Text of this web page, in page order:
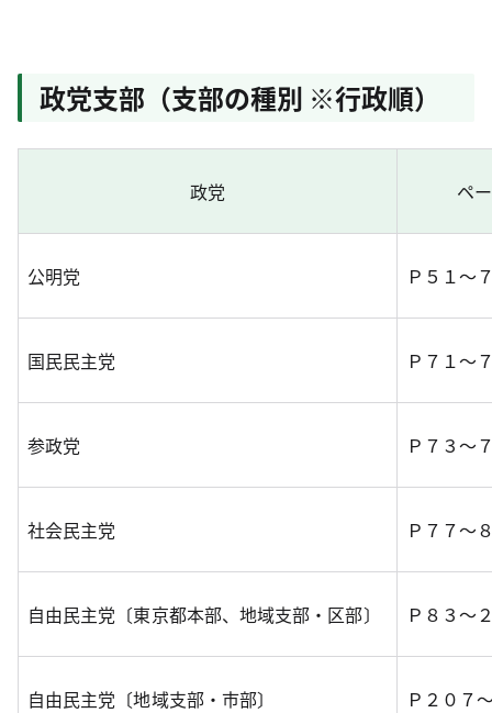
政党支部（支部の種別 ※行政順）
政党 ペ
公明党 Ｐ５１～
国民民主党 Ｐ７１～
参政党 Ｐ７３～
社会民主党 Ｐ７７～
自由民主党〔東京都本部、地域支部・区部〕 Ｐ８３～
自由民主党〔地域支部・市部〕 Ｐ２０７